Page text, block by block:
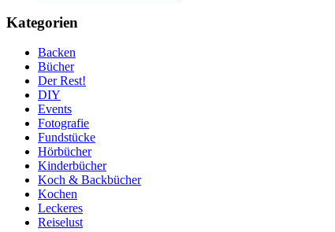
Kategorien
Backen
Bücher
Der Rest!
DIY
Events
Fotografie
Fundstücke
Hörbücher
Kinderbücher
Koch & Backbücher
Kochen
Leckeres
Reiselust